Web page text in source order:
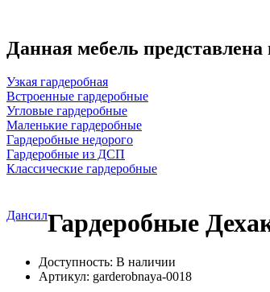
Данная мебель представлена
Узкая гардеробная
Встроенные гардеробные
Угловые гардеробные
Маленькие гардеробные
Гардеробные недорого
Гардеробные из ДСП
Классические гардеробные
ДансилГардеробные
Доступность: В наличии
Артикул: garderobnaya-0018